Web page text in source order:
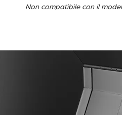
Non compatibile con il